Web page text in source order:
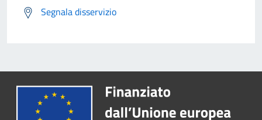
Segnala disservizio